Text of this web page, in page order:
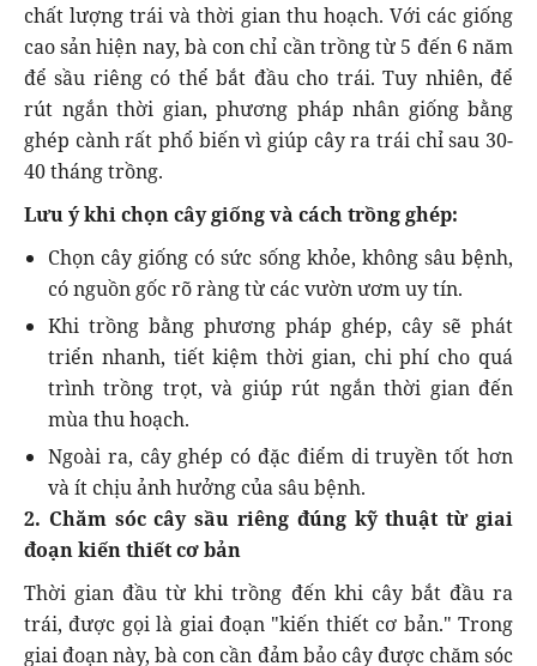
chất lượng trái và thời gian thu hoạch. Với các giống
cao sản hiện nay, bà con chỉ cần trồng từ 5 đến 6 năm
để sầu riêng có thể bắt đầu cho trái. Tuy nhiên, để
rút ngắn thời gian, phương pháp nhân giống bằng
ghép cành rất phổ biến vì giúp cây ra trái chỉ sau 30-
40 tháng trồng.
Lưu ý khi chọn cây giống và cách trồng ghép:
Chọn cây giống có sức sống khỏe, không sâu bệnh,
có nguồn gốc rõ ràng từ các vườn ươm uy tín.
Khi trồng bằng phương pháp ghép, cây sẽ phát
triển nhanh, tiết kiệm thời gian, chi phí cho quá
trình trồng trọt, và giúp rút ngắn thời gian đến
mùa thu hoạch.
Ngoài ra, cây ghép có đặc điểm di truyền tốt hơn
và ít chịu ảnh hưởng của sâu bệnh.
2. Chăm sóc cây sầu riêng đúng kỹ thuật từ giai
đoạn kiến thiết cơ bản
Thời gian đầu từ khi trồng đến khi cây bắt đầu ra
trái, được gọi là giai đoạn "kiến thiết cơ bản." Trong
giai đoạn này, bà con cần đảm bảo cây được chăm sóc